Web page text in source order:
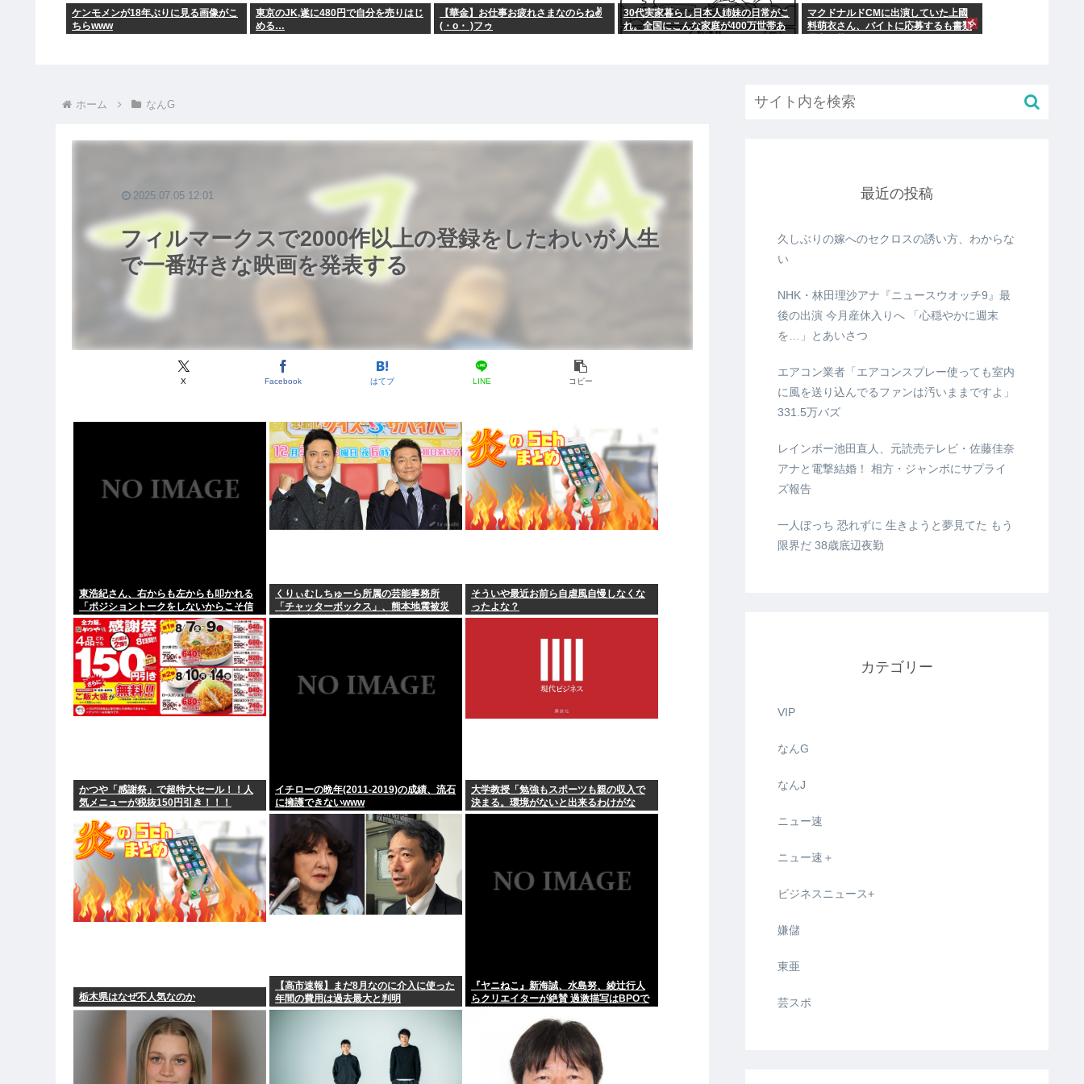
ケンモメンが18年ぶりに見る画像がこ
ちらwww
東京のJK,遂に480円で自分を売りはじ
める…
【華金】お仕事お疲れさまなのらね✌
(・o・ )フゥ
30代実家暮らし日本人姉妹の日常がこ
れ。全国にこんな家庭が400万世帯あ
マクドナルドCMに出演していた上國
料萌衣さん、バイトに応募するも書類
ホーム なんG
フィルマークスで2000作以上の登録をしたわいが人生
で一番好きな映画を発表する
X Facebook はてブ LINE コピー
2025.07.05 12:01
東浩紀さん、右からも左からも叩かれる
「ポジショントークをしないからこそ信
頼できる」と擁護されるwww
くりぃむしちゅーら所属の芸能事務所
「チャッターボックス」、熊本地震被災
地に災害義援金寄付を発表
そういや最近お前ら自虐風自慢しなくな
ったよな？
かつや「感謝祭」で超特大セール！！人
気メニューが税抜150円引き！！！
イチローの晩年(2011-2019)の成績、流石
に擁護できないwww
大学教授「勉強もスポーツも親の収入で
決まる。環境がないと出来るわけがな
い」
栃木県はなぜ不人気なのか
【高市速報】まだ8月なのに介入に使った
年間の費用は過去最大と判明
『ヤニねこ』新海誠、水島努、綾辻行人
らクリエイターが絶賛 過激描写はBPOで
最近の投稿
久しぶりの嫁へのセクロスの誘い方、わからな
い
NHK・林田理沙アナ『ニュースウオッチ9』最
後の出演 今月産休入りへ 「心穏やかに週末
を…」とあいさつ
エアコン業者「エアコンスプレー使っても室内
に風を送り込んでるファンは汚いままですよ」
331.5万バズ
レインボー池田直人、元読売テレビ・佐藤佳奈
アナと電撃結婚！ 相方・ジャンボにサプライ
ズ報告
一人ぼっち 恐れずに 生きようと夢見てた もう
限界だ 38歳底辺夜勤
カテゴリー
VIP
なんG
なんJ
ニュー速
ニュー速＋
ビジネスニュース+
嫌儲
東亜
芸スポ